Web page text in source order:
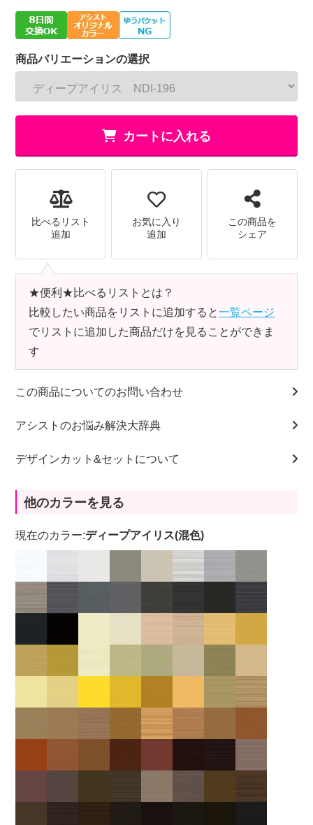
商品バリエーションの選択
カートに入れる
比べるリスト
追加
お気に入り
追加
この商品を
シェア
★便利★比べるリストとは？
比較したい商品をリストに追加すると一覧ページ
でリストに追加した商品だけを見ることができま
す
この商品についてのお問い合わせ
アシストのお悩み解決大辞典
デザインカット&セットについて
他のカラーを見る
現在のカラー:ディープアイリス(混色)